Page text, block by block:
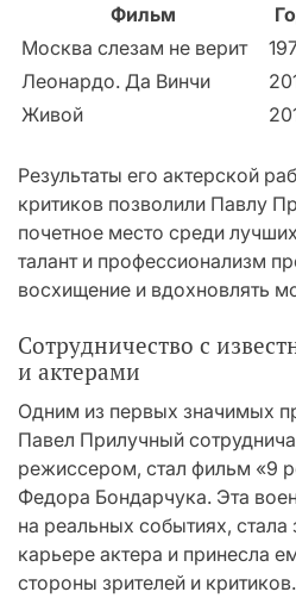
Фильм
Москва слезам не верит
Леонардо. Да Винчи
Живой
Результаты его актерской
критиков позволили Павлу
почетное место среди
талант и профессионализм
восхищение и вдохновлять
Сотрудничество с
и актерами
Одним из первых значимых
Павел Прилучный
режиссером, стал фильм «9
Федора Бондарчука. Эта
на реальных событиях,
карьере актера и принесла
стороны зрителей и